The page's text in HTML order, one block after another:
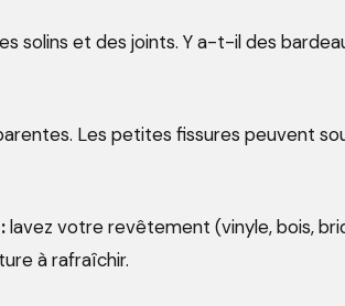
solins et des joints. Y a-t-il des
Les petites fissures peuvent
lavez votre revêtement (vinyle, bois,
à rafraîchir.